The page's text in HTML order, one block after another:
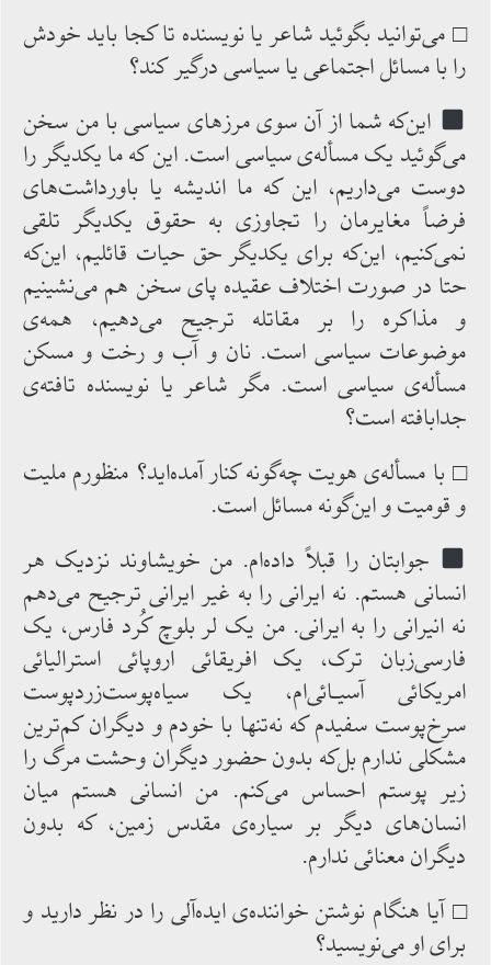
□ می‌توانید بگوئید شاعر یا نویسنده تا کجا باید خودش
را با مسائل اجتماعی یا سیاسی درگیر کند؟
این‌که شما از آن‌ سوی مرزهای سیاسی با من سخن‌
می‌گوئید یک مسأله‌ی سیاسی است. این ‌که ما یکدیگر را
دوست‌ می‌داریم، این ‌که ‌ما اندیشه یا باورداشت‌های
فرضاً مغایرمان را تجاوزی ‌به حقوق یکدیگر تلقی‌
نمی‌کنیم، این‌که برای یکدیگر حق حیات قائلیم، این‌که
حتا در صورت اختلاف عقیده پای سخن هم می‌نشینیم
و مذاکره را بر مقاتله ترجیح می‌دهیم، همه‌‌ی
موضوعات سیاسی است. نان و آب و رخت و مسکن
مسأله‌ی ‌سیاسی است. مگر شاعر یا نویسنده تافته‌ی
جدابافته است؟
□ با مسأله‌‌ی هویت چه‌گونه کنار آمده‌اید؟ منظورم ملیت
و قومیت و این‌گونه مسائل است.
جوابتان را قبلاً داده‌ام. من خویشاوند نزدیک‌ هر
انسانی ‌هستم. نه‌ ایرانی را به غیر ایرانی ‌ترجیح می‌دهم
نه ‌انیرانی را به ‌ایرانی. من یک‌ لر بلوچ کُرد فارس، یک
فارسی‌زبان ترک، یک افریقائی اروپائی استرالیائی
‌امریکائی آسیـائی‌ام، یک سیاه‌پوست‌زردپوست
سرخ‌پوست سفیدم که‌ نه‌تنها با خودم و دیگران ‌کم‌ترین
‌مشکلی‌ ندارم بل‌که بدون ‌حضور دیگران‌ وحشت مرگ‌ را
زیر پوستم ‌احساس می‌کنم. من‌ انسانی ‌هستم میان‌
انسان‌های ‌دیگر بر سیاره‌ی ‌مقدس‌ زمین، که بدون
دیگران معنائی ‌ندارم.
□ آیا هنگام نوشتن خواننده‌ی ‌ایده‌آلی را در نظر دارید و
برای ‌او می‌نویسید؟